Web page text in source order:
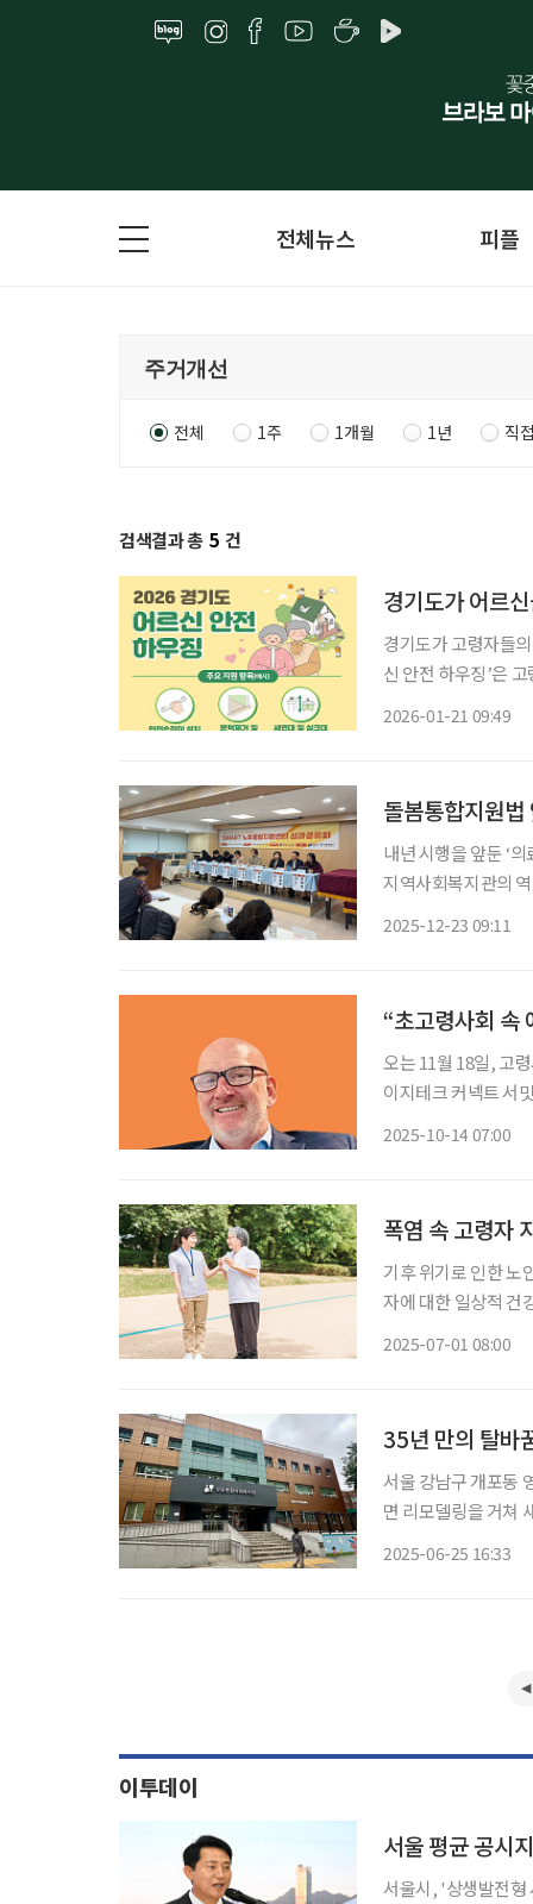
전체뉴스 피플
전체 1주 1개월 1년 직
검색결과 총 5 건
경기도가 어르
경기도가 고령자들의
신 안전 하우징’은
2026-01-21 09:49
돌봄통합지원법
내년 시행을 앞둔 ‘
지역사회복지관의
2025-12-23 09:11
“초고령사회 속
오는 11월 18일, 고
이지테크 커넥트 서
2025-10-14 07:00
폭염 속 고령자
기후 위기로 인한 노
자에 대한 일상적 건강 모니터링이 핵심이
2025-07-01 08:00
35년 만의 탈바
서울 강남구 개포동
면 리모델링을 거쳐
2025-06-25 16:33
이투데이
서울시, '상생발전형 사